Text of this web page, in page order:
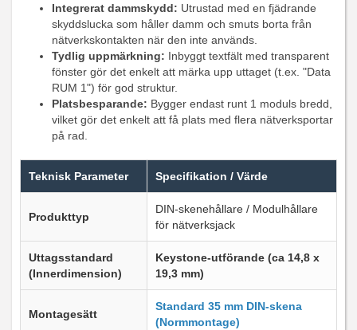
Integrerat dammskydd: Utrustad med en fjädrande
skyddslucka som håller damm och smuts borta från
nätverkskontakten när den inte används.
Tydlig uppmärkning: Inbyggt textfält med transparent
fönster gör det enkelt att märka upp uttaget (t.ex. "Data
RUM 1") för god struktur.
Platsbesparande: Bygger endast runt 1 moduls bredd,
vilket gör det enkelt att få plats med flera nätverksportar
på rad.
Teknisk Parameter Specifikation / Värde
Produkttyp
DIN-skenehållare / Modulhållare
för nätverksjack
Uttagsstandard
(Innerdimension)
Keystone-utförande (ca 14,8 x
19,3 mm)
Montagesätt
Standard 35 mm DIN-skena
(Normmontage)